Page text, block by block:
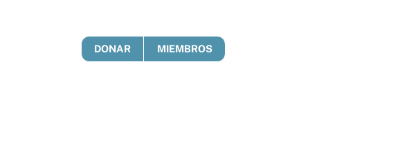
DONAR MIEMBROS